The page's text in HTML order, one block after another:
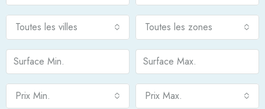
Toutes les villes Toutes les zones
Prix Min. Prix Max.